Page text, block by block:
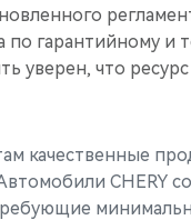
по гарантийному и
уверен, что
качественные
CHERY